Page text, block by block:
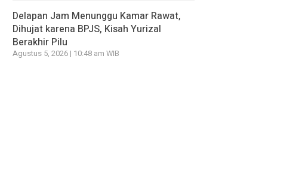
Delapan Jam Menunggu Kamar Rawat,
Dihujat karena BPJS, Kisah Yurizal
Berakhir Pilu
Agustus 5, 2026 | 10:48 am WIB